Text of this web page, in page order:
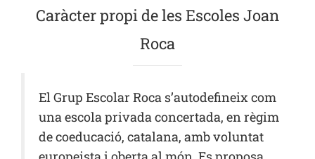
Caràcter propi de les Escoles Joan
Roca
El Grup Escolar Roca s’autodefineix com
una escola privada concertada, en règim
de coeducació, catalana, amb voluntat